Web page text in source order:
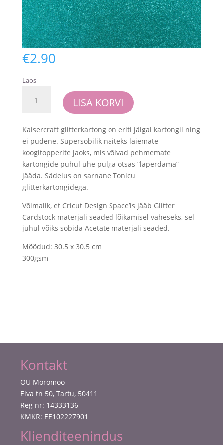
€2.90
Laos
Glitterkartong
-
Lagoon
(1
leht
30.5x30.5
cm
kogus
LISA KORVI
Kaisercraft glitterkartong on eriti jäigal kartongil ning
ei pudene. Supersobilik näiteks laiemate
koogitopperite jaoks, mis võivad pehmemate
kartongide puhul ühe pulga otsas “laperdama”
jääda. Sädelus on sarnane Tonicu
glitterkartongidega.
Võimalik, et Cricut Design Space’is jääb Glitter
Cardstock materjali seaded lõikamisel väheseks, sel
juhul võiks sobida Acetate materjali seaded.
Mõõdud: 30.5 x 30.5 cm
300gsm
Kontakt
OÜ Moromoo
Elva tn 50, Tartu, 50411
Reg nr: 14333136
KMKR: EE102227901
Klienditeenindus